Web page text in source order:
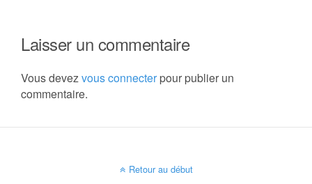
Laisser un commentaire
Vous devezvous connecterpour publier un
commentaire.
Retour au début